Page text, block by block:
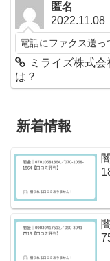
匿名
2022.11.08
電話にファクス送
ミライズ株式
は？
新着情報